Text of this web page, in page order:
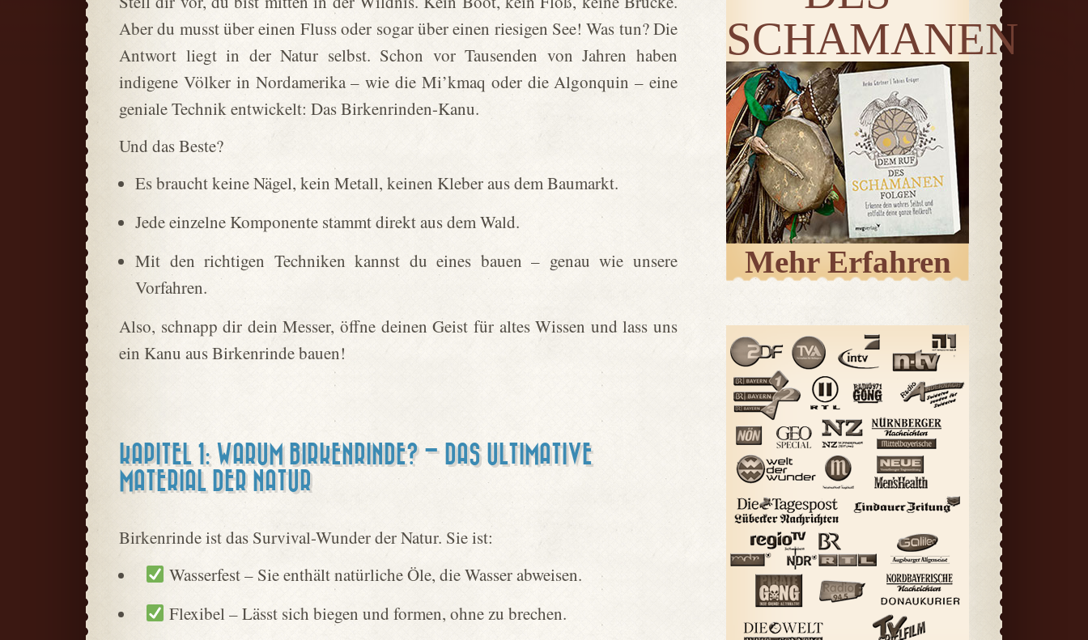
Aber du musst über einen Fluss oder sogar über einen riesigen See! Was tun? Die
Antwort liegt in der Natur selbst. Schon vor Tausenden von Jahren haben
indigene Völker in Nordamerika – wie die Mi’kmaq oder die Algonquin – eine
geniale Technik entwickelt: Das Birkenrinden-Kanu.
Und das Beste?
Es braucht keine Nägel, kein Metall, keinen Kleber aus dem Baumarkt.
Jede einzelne Komponente stammt direkt aus dem Wald.
Mit den richtigen Techniken kannst du eines bauen – genau wie unsere
Vorfahren.
Also, schnapp dir dein Messer, öffne deinen Geist für altes Wissen und lass uns
ein Kanu aus Birkenrinde bauen!
KAPITEL 1: WARUM BIRKENRINDE? – DAS ULTIMATIVE
MATERIAL DER NATUR
Birkenrinde ist das Survival-Wunder der Natur. Sie ist:
Wasserfest – Sie enthält natürliche Öle, die Wasser abweisen.
Flexibel – Lässt sich biegen und formen, ohne zu brechen.
SCHAMANEN
Mehr Erfahren